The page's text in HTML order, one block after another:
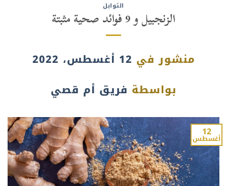
التوابل
الزنجبيل و 9 فوائد صحية مثبتة
منشور في 12 أغسطس، 2022
بواسطة فريق أم قصي
12
أغسطس